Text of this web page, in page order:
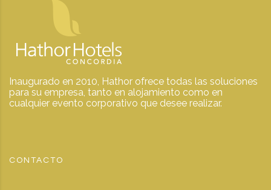
Inaugurado en 2010, Hathor ofrece todas las soluciones
para su empresa, tanto en alojamiento como en
cualquier evento corporativo que desee realizar.
CONTACTO